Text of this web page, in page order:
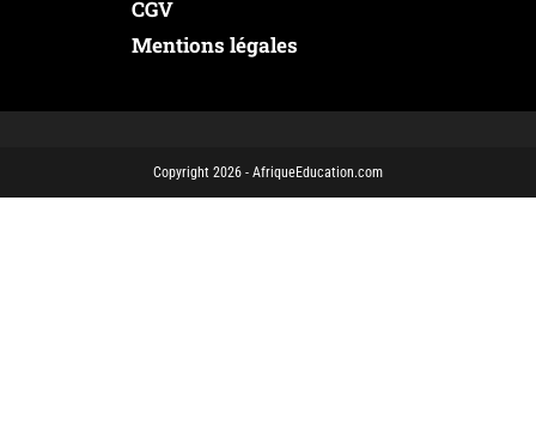
CGV
Mentions légales
Copyright 2026 - AfriqueEducation.com